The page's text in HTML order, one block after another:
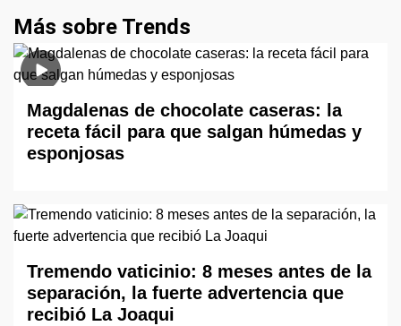
Más sobre Trends
Magdalenas de chocolate caseras: la
receta fácil para que salgan húmedas y
esponjosas
Tremendo vaticinio: 8 meses antes de la
separación, la fuerte advertencia que
recibió La Joaqui